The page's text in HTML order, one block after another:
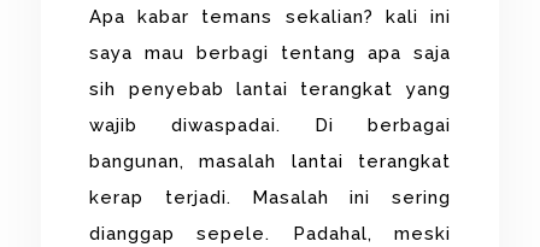
Apa kabar temans sekalian? kali ini
saya mau berbagi tentang apa saja
sih penyebab lantai terangkat yang
wajib diwaspadai. Di berbagai
bangunan, masalah lantai terangkat
kerap terjadi. Masalah ini sering
dianggap sepele. Padahal, meski